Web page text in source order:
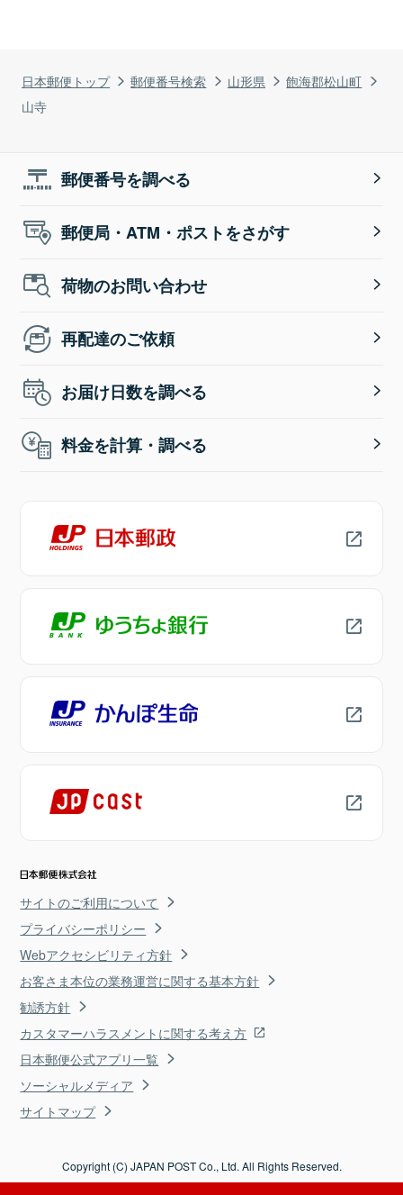
日本郵便トップ 郵便番号検索 山形県
飽海郡松山町
山寺
郵便番号を調べる
郵便局・ATM・ポストをさがす
荷物のお問い合わせ
再配達のご依頼
お届け日数を調べる
料金を計算・調べる
サイトのご利用について
プライバシーポリシー
Webアクセシビリティ方針
お客さま本位の業務運営に関する基本方針
勧誘方針
カスタマーハラスメントに関する考え方
日本郵便公式アプリ一覧
ソーシャルメディア
サイトマップ
Copyright (C) JAPAN POST Co., Ltd. All Rights Reserved.